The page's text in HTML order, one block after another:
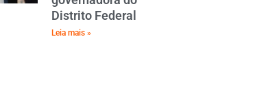
Distrito Federal
Leia mais »